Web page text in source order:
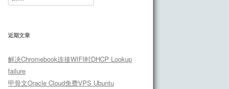
索：
近期文章
解决Chromebook连接WIFI时DHCP Lookup
failure
甲骨文Oracle Cloud免费VPS Ubuntu